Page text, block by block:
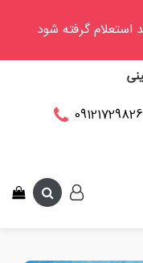
استعلام گرفته شود
09121729826